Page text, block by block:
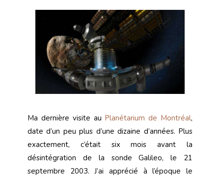
Ma dernière visite au Planétarium de Montréal,
date d’un peu plus d’une dizaine d’années. Plus
exactement, c’était six mois avant la
désintégration de la sonde Galileo, le 21
septembre 2003. J’ai apprécié à l’époque le